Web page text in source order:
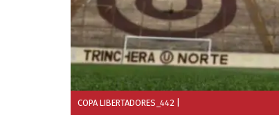
COPA LIBERTADORES_442